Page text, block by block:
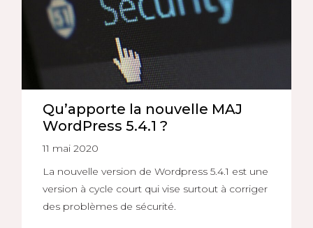
Qu’apporte la nouvelle MAJ
WordPress 5.4.1 ?
11 mai 2020
La nouvelle version de Wordpress 5.4.1 est une
version à cycle court qui vise surtout à corriger
des problèmes de sécurité.